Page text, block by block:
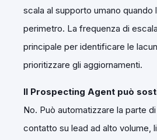
scala al supporto umano quando
perimetro. La frequenza di
principale per identificare le
prioritizzare gli aggiornamenti.
Il Prospecting Agent può
No. Può automatizzare la parte
contatto su lead ad alto volume,